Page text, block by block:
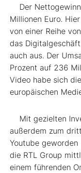
Der
Millionen Euro.
von einer Reihe
das
auch aus. Der
Prozent auf 236
Video habe sich
europäischen
Mit gezielten
außerdem zum
Youtube
die RTL Group
einem führenden